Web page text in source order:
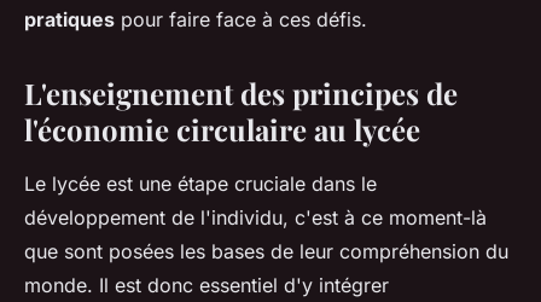
pratiques pour faire face à ces défis.
L'enseignement des principes de
l'économie circulaire au lycée
Le lycée est une étape cruciale dans le
développement de l'individu, c'est à ce moment-là
que sont posées les bases de leur compréhension du
monde. Il est donc essentiel d'y intégrer